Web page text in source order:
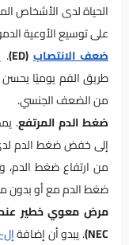
الحياة لدى الأشخاص
على توسيع الأوعية
ضعف الانتصاب(ED)
طريق الفم يوميًا
من الضعف الجنسي.
ضغط الدم المرتفع.
إلى خفض ضغط الدم
من ارتفاع ضغط الدم،
ضغط الدم مع أو بدون
مرض معوي خطير عند
NEC). يبدو أن إضافة